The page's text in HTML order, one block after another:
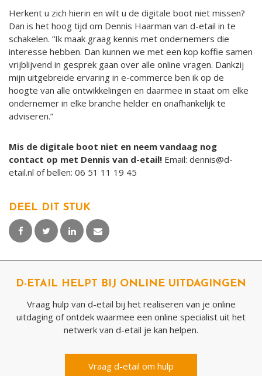
Herkent u zich hierin en wilt u de digitale boot niet missen?
Dan is het hoog tijd om Dennis Haarman van d-etail in te
schakelen. “Ik maak graag kennis met ondernemers die
interesse hebben. Dan kunnen we met een kop koffie samen
vrijblijvend in gesprek gaan over alle online vragen. Dankzij
mijn uitgebreide ervaring in e-commerce ben ik op de
hoogte van alle ontwikkelingen en daarmee in staat om elke
ondernemer in elke branche helder en onafhankelijk te
adviseren.”
Mis de digitale boot niet en neem vandaag nog
contact op met Dennis van d-etail! Email: dennis@d-
etail.nl of bellen: 06 51 11 19 45
DEEL DIT STUK
D-ETAIL HELPT BIJ ONLINE UITDAGINGEN
Vraag hulp van d-etail bij het realiseren van je online
uitdaging of ontdek waarmee een online specialist uit het
netwerk van d-etail je kan helpen.
Vraag d-etail om hulp